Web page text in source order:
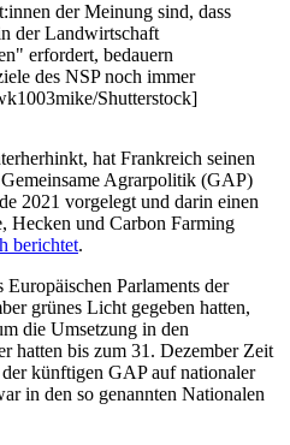
der Meinung sind, dass
der Landwirtschaft
erfordert, bedauern
des NSP noch immer
Shutterstock]
hat Frankreich seinen
Agrarpolitik (GAP)
2021 vorgelegt und darin einen
Hecken und Carbon Farming
berichtet.
Parlaments der
grünes Licht gegeben hatten,
die Umsetzung in den
hatten bis zum 31. Dezember Zeit
künftigen GAP auf nationaler
in den so genannten Nationalen